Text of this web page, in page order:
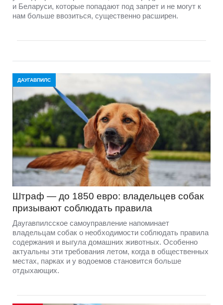
и Беларуси, которые попадают под запрет и не могут к
нам больше ввозиться, существенно расширен.
ДАУГАВПИЛС
Штраф — до 1850 евро: владельцев собак
призывают соблюдать правила
Даугавпилсское самоуправление напоминает
владельцам собак о необходимости соблюдать правила
содержания и выгула домашних животных. Особенно
актуальны эти требования летом, когда в общественных
местах, парках и у водоемов становится больше
отдыхающих.